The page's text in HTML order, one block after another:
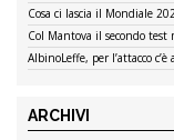
Cosa ci lascia il Mondiale
Col Mantova il secondo
AlbinoLeffe, per l’attacco c’è
ARCHIVI